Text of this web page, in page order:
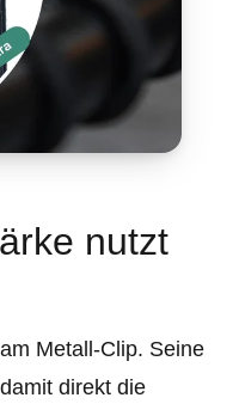
nutzt
Metall-Clip. Seine
direkt die